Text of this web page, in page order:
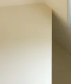
gosti”